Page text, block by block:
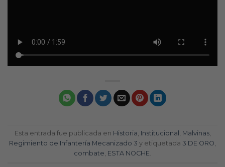
Esta entrada fue publicada en Historia, Institucional , Malvinas,
Regimiento de Infantería Mecanizado 3 y etiquetada 3 DE ORO,
combate, ESTA NOCHE.